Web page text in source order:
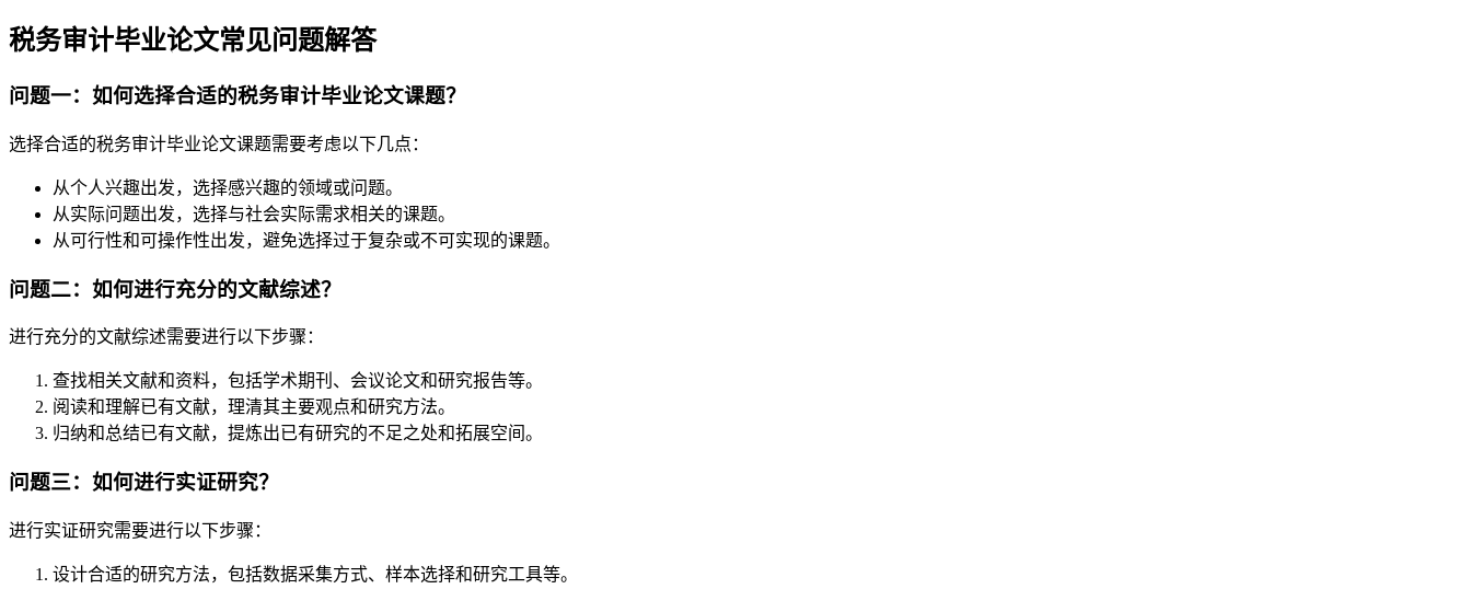
税务审计毕业论文常见问题解答
问题一：如何选择合适的税务审计毕业论文课题？
选择合适的税务审计毕业论文课题需要考虑以下几点：
从个人兴趣出发，选择感兴趣的领域或问题。
从实际问题出发，选择与社会实际需求相关的课题。
从可行性和可操作性出发，避免选择过于复杂或不可实现的课题。
问题二：如何进行充分的文献综述？
进行充分的文献综述需要进行以下步骤：
查找相关文献和资料，包括学术期刊、会议论文和研究报告等。
阅读和理解已有文献，理清其主要观点和研究方法。
归纳和总结已有文献，提炼出已有研究的不足之处和拓展空间。
问题三：如何进行实证研究？
进行实证研究需要进行以下步骤：
设计合适的研究方法，包括数据采集方式、样本选择和研究工具等。